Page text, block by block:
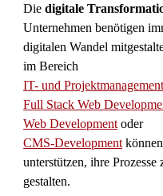
Diedigitale
Unternehmen benötigen
digitalen Wandel
im Bereich
IT- und Projektmanagement
Full Stack Web
Web Development oder
CMS-Development
unterstützen, ihre
gestalten.